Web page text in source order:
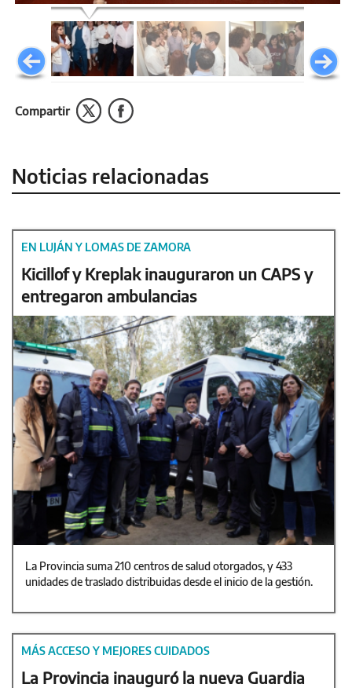
Compartir
Noticias relacionadas
EN LUJÁN Y LOMAS DE ZAMORA
Kicillof y Kreplak inauguraron un CAPS y
entregaron ambulancias
La Provincia suma 210 centros de salud otorgados, y 433
unidades de traslado distribuidas desde el inicio de la gestión.
MÁS ACCESO Y MEJORES CUIDADOS
La Provincia inauguró la nueva Guardia